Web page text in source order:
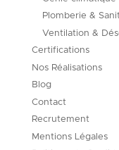
Plomberie &
Ventilation &
Certifications
Nos Réalisations
Blog
Contact
Recrutement
Mentions Légales